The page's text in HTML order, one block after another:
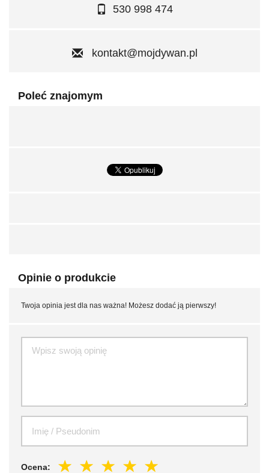
530 998 474
kontakt@mojdywan.pl
Poleć znajomym
Opinie o produkcie
Twoja opinia jest dla nas ważna! Możesz dodać ją pierwszy!
Ocena: